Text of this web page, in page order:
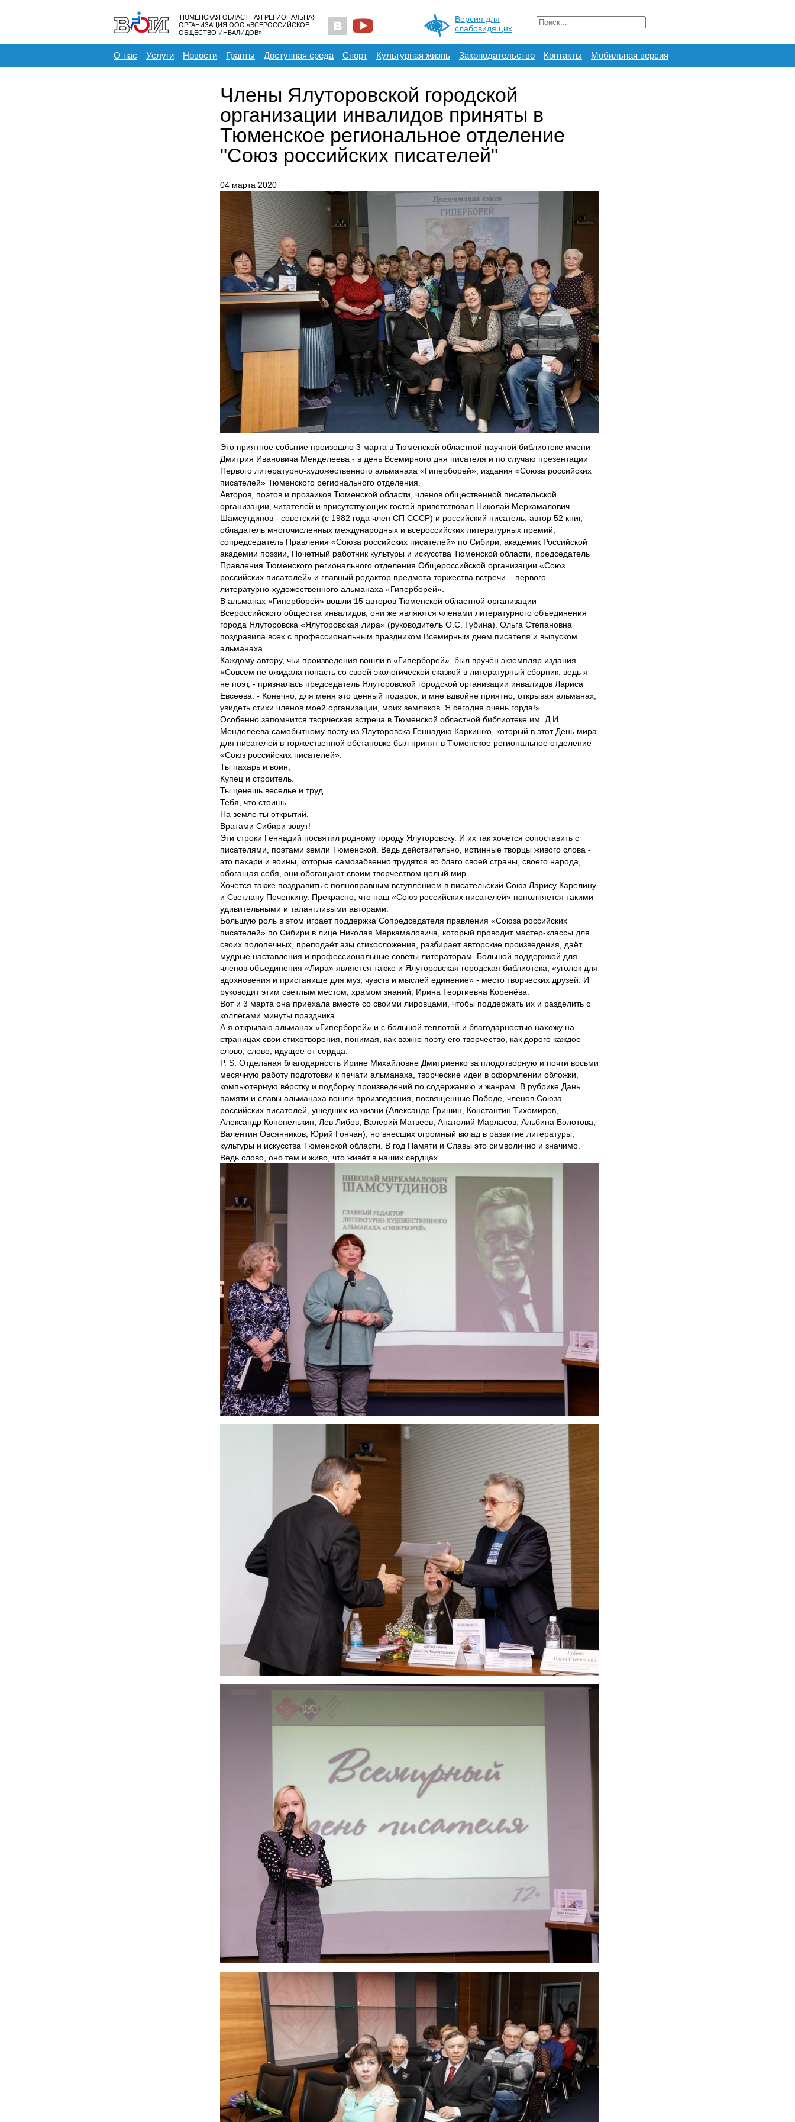
ТЮМЕНСКАЯ ОБЛАСТНАЯ РЕГИОНАЛЬНАЯ
ОРГАНИЗАЦИЯ ООО «ВСЕРОССИЙСКОЕ
ОБЩЕСТВО ИНВАЛИДОВ»
Версия для
слабовидящих
О нас Услуги Новости Гранты Доступная среда Спорт Культурная жизнь Законодательство Контакты Мобильная версия
Члены Ялуторовской городской
организации инвалидов приняты в
Тюменское региональное отделение
"Союз российских писателей"
04 марта 2020
Это приятное событие произошло 3 марта в Тюменской областной научной библиотеке имени
Дмитрия Ивановича Менделеева - в день Всемирного дня писателя и по случаю презентации
Первого литературно-художественного альманаха «Гиперборей», издания «Союза российских
писателей» Тюменского регионального отделения.
Авторов, поэтов и прозаиков Тюменской области, членов общественной писательской
организации, читателей и присутствующих гостей приветствовал Николай Меркамалович
Шамсутдинов - советский (с 1982 года член СП СССР) и российский писатель, автор 52 книг,
обладатель многочисленных международных и всероссийских литературных премий,
сопредседатель Правления «Союза российских писателей» по Сибири, академик Российской
академии поэзии, Почетный работник культуры и искусства Тюменской области, председатель
Правления Тюменского регионального отделения Общероссийской организации «Союз
российских писателей» и главный редактор предмета торжества встречи – первого
литературно-художественного альманаха «Гиперборей».
В альманах «Гиперборей» вошли 15 авторов Тюменской областной организации
Всероссийского общества инвалидов, они же являются членами литературного объединения
города Ялуторовска «Ялуторовская лира» (руководитель О.С. Губина). Ольга Степановна
поздравила всех с профессиональным праздником Всемирным днем писателя и выпуском
альманаха.
Каждому автору, чьи произведения вошли в «Гиперборей», был вручён экземпляр издания.
«Совсем не ожидала попасть со своей экологической сказкой в литературный сборник, ведь я
не поэт, - призналась председатель Ялуторовской городской организации инвалидов Лариса
Евсеева. - Конечно, для меня это ценный подарок, и мне вдвойне приятно, открывая альманах,
увидеть стихи членов моей организации, моих земляков. Я сегодня очень горда!»
Особенно запомнится творческая встреча в Тюменской областной библиотеке им. Д.И.
Менделеева самобытному поэту из Ялуторовска Геннадию Каркишко, который в этот День мира
для писателей в торжественной обстановке был принят в Тюменское региональное отделение
«Союз российских писателей».
Ты пахарь и воин,
Купец и строитель.
Ты ценешь веселье и труд.
Тебя, что стоишь
На земле ты открытий,
Вратами Сибири зовут!
Эти строки Геннадий посвятил родному городу Ялуторовску. И их так хочется сопоставить с
писателями, поэтами земли Тюменской. Ведь действительно, истинные творцы живого слова -
это пахари и воины, которые самозабвенно трудятся во благо своей страны, своего народа,
обогащая себя, они обогащают своим творчеством целый мир.
Хочется также поздравить с полноправным вступлением в писательский Союз Ларису Карелину
и Светлану Печенкину. Прекрасно, что наш «Союз российских писателей» пополняется такими
удивительными и талантливыми авторами.
Большую роль в этом играет поддержка Сопредседателя правления «Союза российских
писателей» по Сибири в лице Николая Меркамаловича, который проводит мастер-классы для
своих подопечных, преподаёт азы стихосложения, разбирает авторские произведения, даёт
мудрые наставления и профессиональные советы литераторам. Большой поддержкой для
членов объединения «Лира» является также и Ялуторовская городская библиотека, «уголок для
вдохновения и пристанище для муз, чувств и мыслей единение» - место творческих друзей. И
руководит этим светлым местом, храмом знаний, Ирина Георгиевна Коренёва.
Вот и 3 марта она приехала вместе со своими лировцами, чтобы поддержать их и разделить с
коллегами минуты праздника.
А я открываю альманах «Гиперборей» и с большой теплотой и благодарностью нахожу на
страницах свои стихотворения, понимая, как важно поэту его творчество, как дорого каждое
слово, слово, идущее от сердца.
P. S. Отдельная благодарность Ирине Михайловне Дмитриенко за плодотворную и почти восьми
месячную работу подготовки к печати альманаха, творческие идеи в оформлении обложки,
компьютерную вёрстку и подборку произведений по содержанию и жанрам. В рубрике Дань
памяти и славы альманаха вошли произведения, посвященные Победе, членов Союза
российских писателей, ушедших из жизни (Александр Гришин, Константин Тихомиров,
Александр Конопелькин, Лев Либов, Валерий Матвеев, Анатолий Марласов, Альбина Болотова,
Валентин Овсянников, Юрий Гончан), но внесших огромный вклад в развитие литературы,
культуры и искусства Тюменской области. В год Памяти и Славы это символично и значимо.
Ведь слово, оно тем и живо, что живёт в наших сердцах.